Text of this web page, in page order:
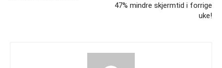
47% mindre skjermtid i forrige
uke!